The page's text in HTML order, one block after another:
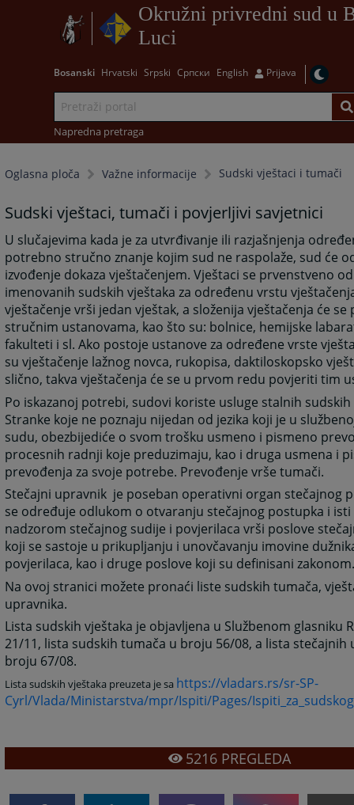
Okružni privredni sud u
Luci
Bosanski Hrvatski Srpski Српски English Prijava
Napredna pretraga
Oglasna ploča Važne informacije Sudski vještaci i tumači
Sudski vještaci, tumači i povjerljivi savjetnici
U slučajevima kada je za utvrđivanje ili razjašnjenja
potrebno stručno znanje kojim sud ne raspolaže, sud će
izvođenje dokaza vještačenjem. Vještaci se prvenstveno
imenovanih sudskih vještaka za određenu vrstu
vještačenje vrši jedan vještak, a složenija vještačenja će
stručnim ustanovama, kao što su: bolnice, hemijske
fakulteti i sl. Ako postoje ustanove za određene vrste
su vještačenje lažnog novca, rukopisa, daktiloskopsko
slično, takva vještačenja će se u prvom redu povjeriti tim
Po iskazanoj potrebi, sudovi koriste usluge stalnih
Stranke koje ne poznaju nijedan od jezika koji je u
sudu, obezbijediće o svom trošku usmeno i pismeno
procesnih radnji koje preduzimaju, kao i druga usmena i
prevođenja za svoje potrebe. Prevođenje vrše tumači.
Stečajni upravnik je poseban operativni organ stečajnog
se određuje odlukom o otvaranju stečajnog postupka i
nadzorom stečajnog sudije i povjerilaca vrši poslove
koji se sastoje u prikupljanju i unovčavanju imovine
povjerilaca, kao i druge poslove koji su definisani
Na ovoj stranici možete pronaći liste sudskih tumača,
upravnika.
Lista sudskih vještaka je objavljena u Službenom glasniku
21/11, lista sudskih tumača u broju 56/08, a lista stečajnih
broju 67/08.
Lista sudskih vještaka preuzeta je sa https://vladars.rs/sr-SP-
Cyrl/Vlada/Ministarstva/mpr/Ispiti/Pages/
5216PREGLEDA